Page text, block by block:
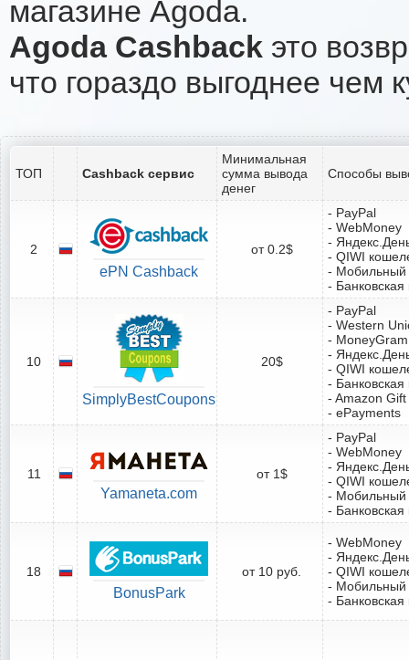
магазине Agoda.
Agoda Cashback это
что гораздо выгоднее чем
ТОП Cashback сервис
Минимальная
сумма вывода
денег
Способы
2
ePN Cashback
от 0.2$
- PayPal
- WebMoney
-
- QIWI
- Мобильный
-
10
SimplyBestCoupons
20$
- PayPal
- Western
- MoneyGram
-
- QIWI
-
- Amazon
- ePayments
11
Yamaneta.com
от 1$
- PayPal
- WebMoney
-
- QIWI
- Мобильный
-
18
BonusPark
от 10 руб.
- WebMoney
-
- QIWI
- Мобильный
-